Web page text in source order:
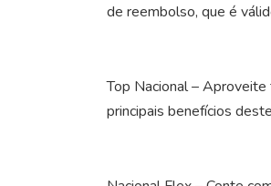
de reembolso, que é
Top Nacional– Aproveite
principais benefícios